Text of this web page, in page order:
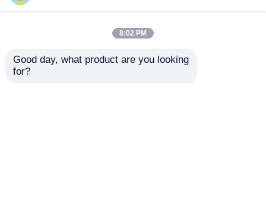
8:02 PM
Good day, what product are you looking
for?